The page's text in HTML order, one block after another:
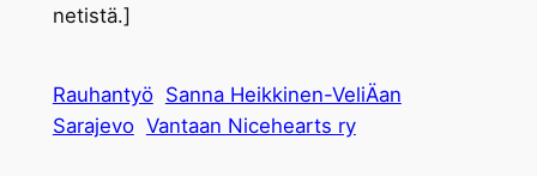
netistä.]
Rauhantyö Sanna Heikkinen-VeliÄan
Sarajevo Vantaan Nicehearts ry